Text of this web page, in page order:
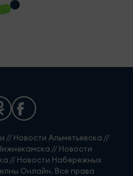
// Новости Альметьевска //
// Новости
// Новости Набережных
Онлайн. Все права